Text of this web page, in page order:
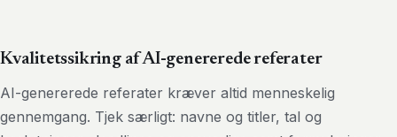
Kvalitetssikring af AI-genererede referater
AI-genererede referater kræver altid menneskelig
gennemgang. Tjek særligt: navne og titler, tal og